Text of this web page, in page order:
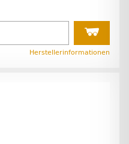
Herstellerinformationen